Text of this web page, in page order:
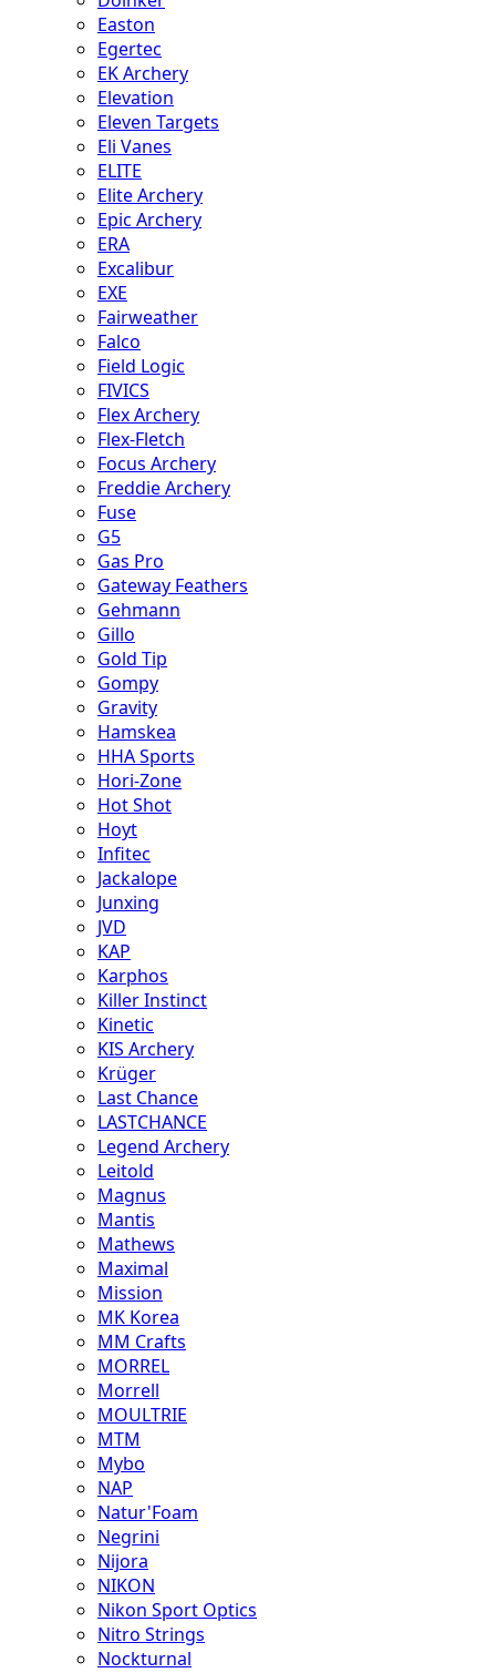
Easton
Egertec
EK Archery
Elevation
Eleven Targets
Eli Vanes
ELITE
Elite Archery
Epic Archery
ERA
Excalibur
EXE
Fairweather
Falco
Field Logic
FIVICS
Flex Archery
Flex-Fletch
Focus Archery
Freddie Archery
Fuse
G5
Gas Pro
Gateway Feathers
Gehmann
Gillo
Gold Tip
Gompy
Gravity
Hamskea
HHA Sports
Hori-Zone
Hot Shot
Hoyt
Infitec
Jackalope
Junxing
JVD
KAP
Karphos
Killer Instinct
Kinetic
KIS Archery
Krüger
Last Chance
LASTCHANCE
Legend Archery
Leitold
Magnus
Mantis
Mathews
Maximal
Mission
MK Korea
MM Crafts
MORREL
Morrell
MOULTRIE
MTM
Mybo
NAP
Natur'Foam
Negrini
Nijora
NIKON
Nikon Sport Optics
Nitro Strings
Nockturnal